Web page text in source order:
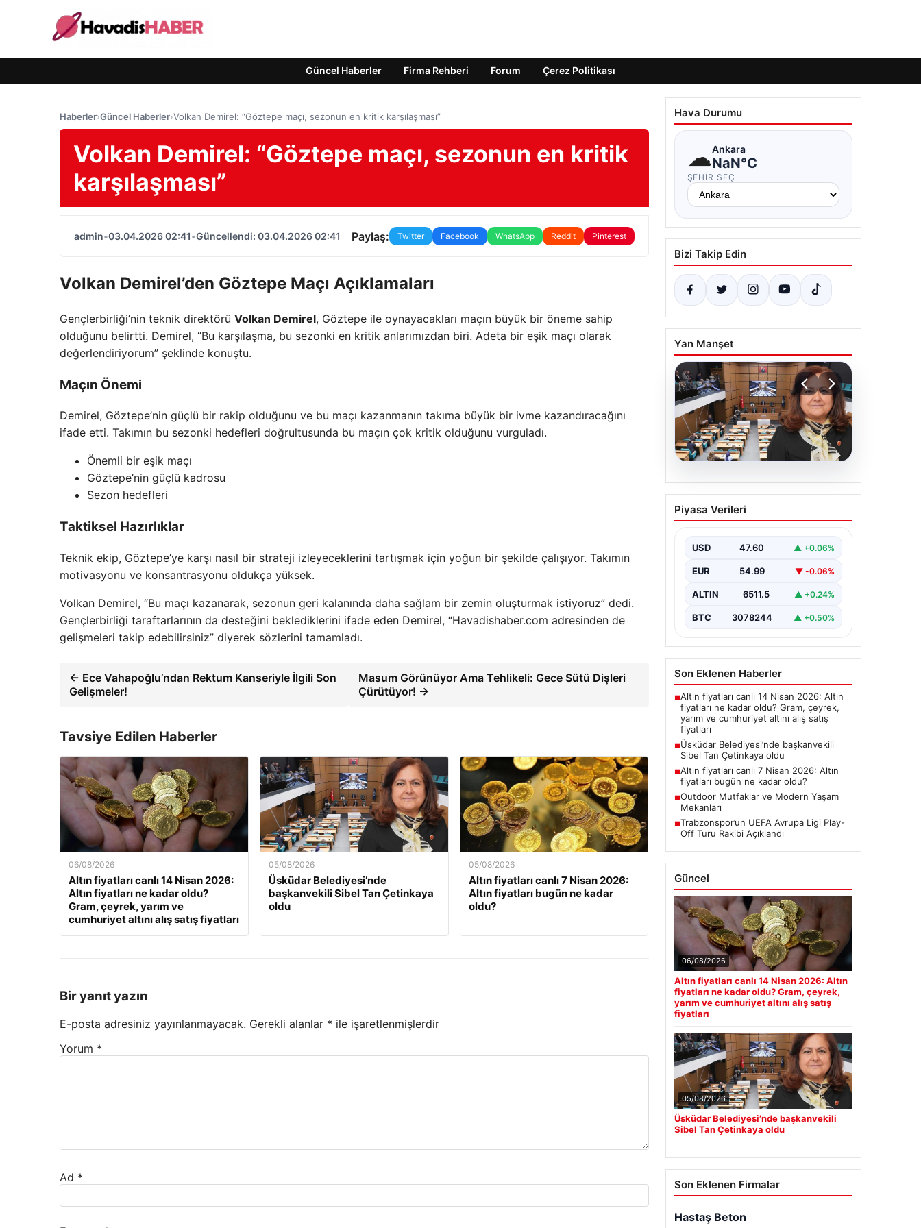
Güncel Haberler Firma Rehberi Forum Çerez Politikası
Haberler›Güncel Haberler›Volkan Demirel: “Göztepe maçı, sezonun en kritik karşılaşması”
Volkan Demirel: “Göztepe maçı, sezonun en kritik
karşılaşması”
admin•03.04.2026 02:41•Güncellendi: 03.04.2026 02:41 Paylaş: Twitter Facebook WhatsApp Reddit Pinterest
Volkan Demirel’den Göztepe Maçı Açıklamaları
Gençlerbirliği’nin teknik direktörü Volkan Demirel, Göztepe ile oynayacakları maçın büyük bir öneme sahip
olduğunu belirtti. Demirel, “Bu karşılaşma, bu sezonki en kritik anlarımızdan biri. Adeta bir eşik maçı olarak
değerlendiriyorum” şeklinde konuştu.
Maçın Önemi
Demirel, Göztepe’nin güçlü bir rakip olduğunu ve bu maçı kazanmanın takıma büyük bir ivme kazandıracağını
ifade etti. Takımın bu sezonki hedefleri doğrultusunda bu maçın çok kritik olduğunu vurguladı.
Önemli bir eşik maçı
Göztepe’nin güçlü kadrosu
Sezon hedefleri
Taktiksel Hazırlıklar
Teknik ekip, Göztepe’ye karşı nasıl bir strateji izleyeceklerini tartışmak için yoğun bir şekilde çalışıyor. Takımın
motivasyonu ve konsantrasyonu oldukça yüksek.
Volkan Demirel, “Bu maçı kazanarak, sezonun geri kalanında daha sağlam bir zemin oluşturmak istiyoruz” dedi.
Gençlerbirliği taraftarlarının da desteğini beklediklerini ifade eden Demirel, “Havadishaber.com adresinden de
gelişmeleri takip edebilirsiniz” diyerek sözlerini tamamladı.
← Ece Vahapoğlu’ndan Rektum Kanseriyle İlgili Son
Gelişmeler!
Masum Görünüyor Ama Tehlikeli: Gece Sütü Dişleri
Çürütüyor! →
Tavsiye Edilen Haberler
06/08/2026
Altın fiyatları canlı 14 Nisan 2026:
Altın fiyatları ne kadar oldu?
Gram, çeyrek, yarım ve
cumhuriyet altını alış satış fiyatları
05/08/2026
Üsküdar Belediyesi’nde
başkanvekili Sibel Tan Çetinkaya
oldu
05/08/2026
Altın fiyatları canlı 7 Nisan 2026:
Altın fiyatları bugün ne kadar
oldu?
Bir yanıt yazın
E-posta adresiniz yayınlanmayacak. Gerekli alanlar * ile işaretlenmişlerdir
Yorum *
Ad *
Hava Durumu
☁Ankara
NaN°C
ŞEHIR SEÇ
Bizi Takip Edin
Yan Manşet
05.08.2026
Üsküdar Belediyesi’nde
başkanvekili Sibel Tan
Piyasa Verileri
USD 47.60 ▲ +0.06%
EUR 54.99 ▼ -0.06%
ALTIN 6511.5 ▲ +0.24%
BTC 3078244 ▲ +0.50%
Son Eklenen Haberler
■Altın fiyatları canlı 14 Nisan 2026: Altın
fiyatları ne kadar oldu? Gram, çeyrek,
yarım ve cumhuriyet altını alış satış
fiyatları
■Üsküdar Belediyesi’nde başkanvekili
Sibel Tan Çetinkaya oldu
■Altın fiyatları canlı 7 Nisan 2026: Altın
fiyatları bugün ne kadar oldu?
■Outdoor Mutfaklar ve Modern Yaşam
Mekanları
■Trabzonspor’un UEFA Avrupa Ligi Play-
Off Turu Rakibi Açıklandı
Güncel
06/08/2026
Altın fiyatları canlı 14 Nisan 2026: Altın
fiyatları ne kadar oldu? Gram, çeyrek,
yarım ve cumhuriyet altını alış satış
fiyatları
05/08/2026
Üsküdar Belediyesi’nde başkanvekili
Sibel Tan Çetinkaya oldu
Son Eklenen Firmalar
Hastaş Beton